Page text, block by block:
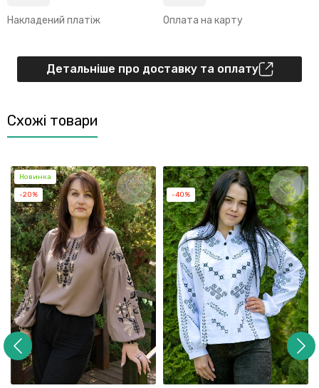
Накладений платіж Оплата на карту
Детальніше про доставку та оплату
Схожі товари
Новинка
-20% -40%